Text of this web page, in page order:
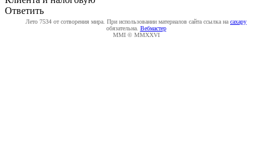
Ответить
Лето 7534 от сотворения мира. При использовании материалов сайта ссылка на caxapу
обязательна. Вебмастер
MMI © MMXXVI